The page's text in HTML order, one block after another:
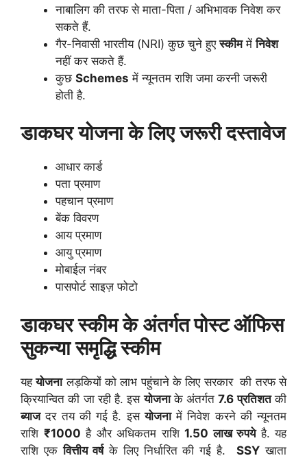
नाबालिग की तरफ से माता-पिता / अभिभावक निवेश कर
सकते हैं.
गैर-निवासी भारतीय (NRI) कुछ चुने हुएस्कीममेंनिवेश
नहीं कर सकते हैं.
कुछ Schemes में न्यूनतम राशि जमा करनी जरूरी
होती है.
डाकघर योजना के लिए जरूरी दस्तावेज
आधार कार्ड
पता प्रमाण
पहचान प्रमाण
बेंक विवरण
आय प्रमाण
आयु प्रमाण
मोबाईल नंबर
पासपोर्ट साइज़ फोटो
डाकघर स्कीम के अंतर्गतपोस्ट ऑफिस
सुकन्या समृद्धि स्कीम
यहयोजनालड़कियों को लाभ पहुंचाने के लिए सरकार की तरफ से
क्रियान्वित की जा रही है. इसयोजनाके अंतर्गत7.6 प्रतिशतकी
ब्याजदर तय की गई है. इसयोजनामें निवेश करने की न्यूनतम
राशि ₹1000 है और अधिकतम राशि 1.50 लाख रुपयेहै. यह
राशि एकवित्तीय वर्षके लिए निर्धारित की गई है.SSY खाता